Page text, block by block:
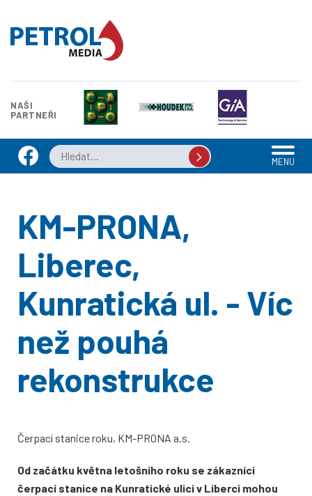
NAŠI
PARTNEŘI
MENU
KM-PRONA,
Liberec,
Kunratická ul. - Víc
než pouhá
rekonstrukce
Čerpací stanice roku, KM-PRONA a.s.
Od začátku května letošního roku se zákazníci
čerpací stanice na Kunratické ulici v Liberci mohou